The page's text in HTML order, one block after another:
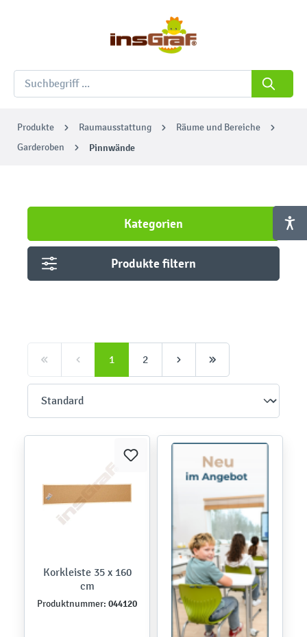
Produkte Raumausstattung
Räume und Bereiche
Garderoben
Pinnwände
Kategorien
Produkte filtern
1 2
Korkleiste 35 x 160
cm
Produktnummer: 044120